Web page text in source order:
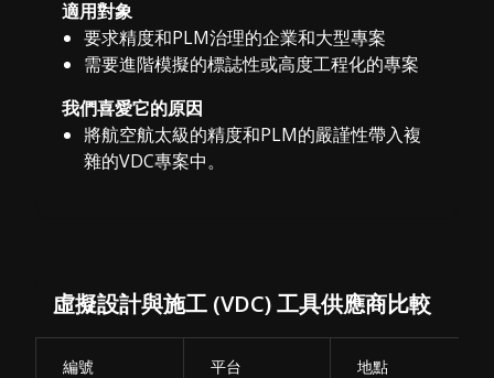
適用對象
要求精度和PLM治理的企業和大型專案
需要進階模擬的標誌性或高度工程化的專案
我們喜愛它的原因
將航空航太級的精度和PLM的嚴謹性帶入複
雜的VDC專案中。
虛擬設計與施工 (VDC) 工具供應商比較
編號 平台 地點